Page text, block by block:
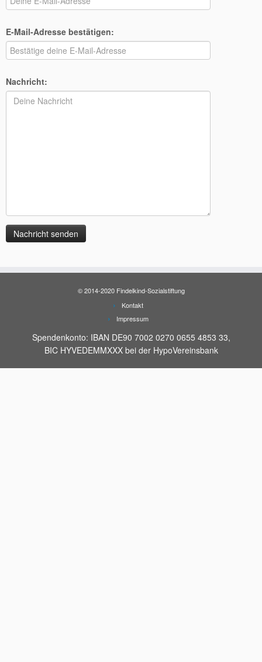
E-Mail-Adresse bestätigen:
Nachricht:
© 2014-2020 Findelkind-Sozialstiftung
Kontakt
Impressum
Spendenkonto: IBAN DE90 7002 0270 0655 4853 33,
BIC HYVEDEMMXXX bei der HypoVereinsbank